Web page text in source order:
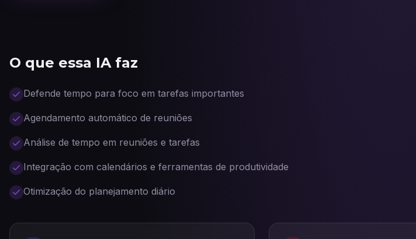
O que essa IA faz
Defende tempo para foco em tarefas importantes
Agendamento automático de reuniões
Análise de tempo em reuniões e tarefas
Integração com calendários e ferramentas de produtividade
Otimização do planejamento diário